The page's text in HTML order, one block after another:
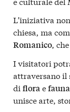
L’iniziativa
chiesa, ma
Romanico,
I visitatori
attraversano il
di floraefauna
unisce arte,